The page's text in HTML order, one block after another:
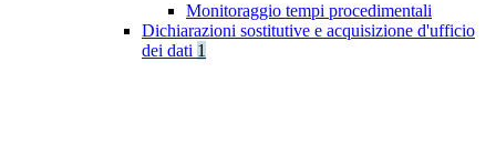
Monitoraggio tempi procedimentali
Dichiarazioni sostitutive e acquisizione d'ufficio
dei dati 1